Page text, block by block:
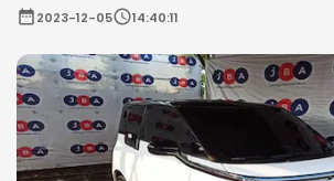
date_range2023-12-05schedule14:40:11